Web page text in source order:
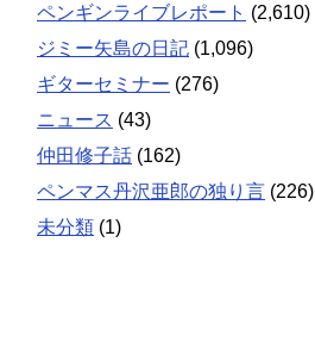
ペンギンライブレポート (2,610)
ジミー矢島の日記 (1,096)
ギターセミナー (276)
ニュース (43)
仲田修子話 (162)
ペンマス丹沢亜郎の独り言 (226)
未分類 (1)